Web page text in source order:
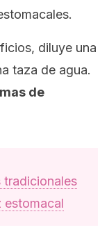
diluye una
taza de agua.
de
tradicionales
estomacal